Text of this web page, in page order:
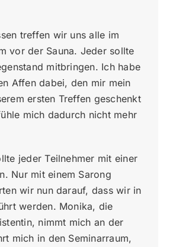
treffen wir uns alle im
vor der Sauna. Jeder sollte
mitbringen. Ich habe
Affen dabei, den mir mein
ersten Treffen geschenkt
mich dadurch nicht mehr
jeder Teilnehmer mit einer
Nur mit einem Sarong
wir nun darauf, dass wir in
werden. Monika, die
nimmt mich an der
mich in den Seminarraum,